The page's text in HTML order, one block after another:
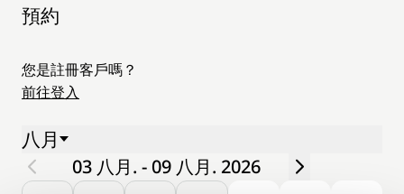
預約
您是註冊客戶嗎？
前往登入
八月
03 八月. - 09 八月. 2026